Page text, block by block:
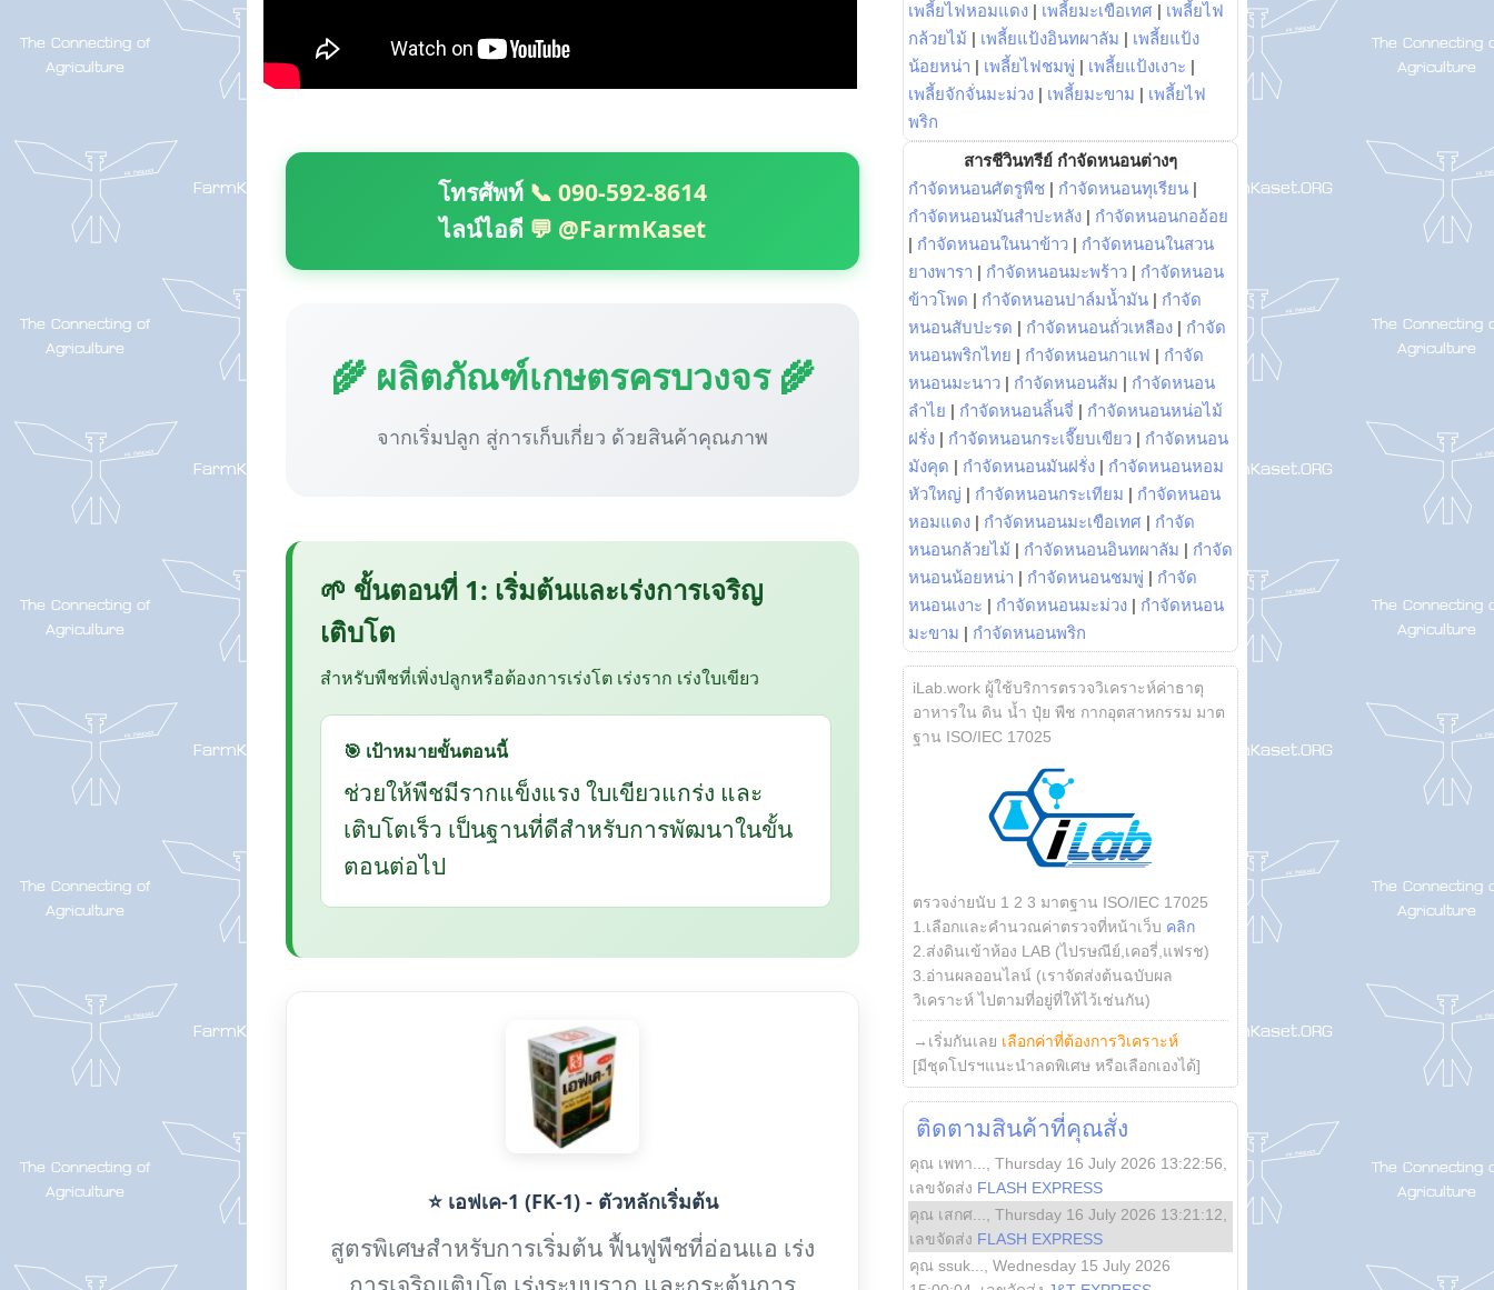
โทรศัพท์ 📞 090-592-8614
ไลน์ไอดี 💬 @FarmKaset
🌾 ผลิตภัณฑ์เกษตรครบวงจร 🌾
จากเริ่มปลูก สู่การเก็บเกี่ยว ด้วยสินค้าคุณภาพ
🌱 ขั้นตอนที่ 1: เริ่มต้นและเร่งการเจริญ
เติบโต
สำหรับพืชที่เพิ่งปลูกหรือต้องการเร่งโต เร่งราก เร่งใบเขียว
🎯 เป้าหมายขั้นตอนนี้
ช่วยให้พืชมีรากแข็งแรง ใบเขียวแกร่ง และ
เติบโตเร็ว เป็นฐานที่ดีสำหรับการพัฒนาในขั้น
ตอนต่อไป
⭐ เอฟเค-1 (FK-1) - ตัวหลักเริ่มต้น
สูตรพิเศษสำหรับการเริ่มต้น ฟื้นฟูพืชที่อ่อนแอ เร่ง
เพลี้ยไฟหอมแดง | เพลี้ยมะเขือเทศ | เพลี้ยไฟ
กล้วยไม้ | เพลี้ยแป้งอินทผาลัม | เพลี้ยแป้ง
น้อยหน่า | เพลี้ยไฟชมพู่ | เพลี้ยแป้งเงาะ |
เพลี้ยจักจั่นมะม่วง | เพลี้ยมะขาม | เพลี้ยไฟ
พริก
สารชีวินทรีย์ กำจัดหนอนต่างๆ
กำจัดหนอนศัตรูพืช | กำจัดหนอนทุเรียน |
กำจัดหนอนมันสำปะหลัง | กำจัดหนอนกออ้อย
| กำจัดหนอนในนาข้าว | กำจัดหนอนในสวน
ยางพารา | กำจัดหนอนมะพร้าว | กำจัดหนอน
ข้าวโพด | กำจัดหนอนปาล์มน้ำมัน | กำจัด
หนอนสับปะรด | กำจัดหนอนถั่วเหลือง | กำจัด
หนอนพริกไทย | กำจัดหนอนกาแฟ | กำจัด
หนอนมะนาว | กำจัดหนอนส้ม | กำจัดหนอน
ลำไย | กำจัดหนอนลิ้นจี่ | กำจัดหนอนหน่อไม้
ฝรั่ง | กำจัดหนอนกระเจี๊ยบเขียว | กำจัดหนอน
มังคุด | กำจัดหนอนมันฝรั่ง | กำจัดหนอนหอม
หัวใหญ่ | กำจัดหนอนกระเทียม | กำจัดหนอน
หอมแดง | กำจัดหนอนมะเขือเทศ | กำจัด
หนอนกล้วยไม้ | กำจัดหนอนอินทผาลัม | กำจัด
หนอนน้อยหน่า | กำจัดหนอนชมพู่ | กำจัด
หนอนเงาะ | กำจัดหนอนมะม่วง | กำจัดหนอน
มะขาม | กำจัดหนอนพริก
iLab.work ผู้ใช้บริการตรวจวิเคราะห์ค่าธาตุ
อาหารใน ดิน น้ำ ปุ๋ย พืช กากอุตสาหกรรม มาต
ฐาน ISO/IEC 17025
ตรวจง่ายนับ 1 2 3 มาตฐาน ISO/IEC 17025
1.เลือกและคำนวณค่าตรวจที่หน้าเว็บ คลิก
2.ส่งดินเข้าห้อง LAB (ไปรษณีย์,เคอรี่,แฟรช)
3.อ่านผลออนไลน์ (เราจัดส่งต้นฉบับผล
วิเคราะห์ ไปตามที่อยู่ที่ให้ไว้เช่นกัน)
→เริ่มกันเลย เลือกค่าที่ต้องการวิเคราะห์
[มีชุดโปรฯแนะนำลดพิเศษ หรือเลือกเองได้]
ติดตามสินค้าที่คุณสั่ง
คุณ เพทา... Thursday 16 July 2026 13:22:56
เลขจัดส่ง FLASH EXPRESS
คุณ เสกศ...
Thursday 16 July 2026 13:21:12
เลขจัดส่ง FLASH EXPRESS
คุณ ssuk...
Wednesday 15 July 2026